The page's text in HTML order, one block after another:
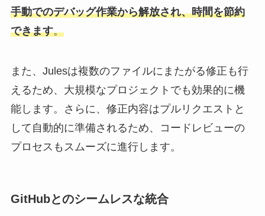
手動でのデバッグ作業から解放され、時間を節約
できます。
また、Julesは複数のファイルにまたがる修正も行
えるため、大規模なプロジェクトでも効果的に機
能します。さらに、修正内容はプルリクエストと
して自動的に準備されるため、コードレビューの
プロセスもスムーズに進行します。
GitHubとのシームレスな統合